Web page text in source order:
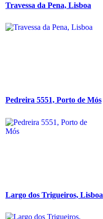
Travessa da Pena, Lisboa
Pedreira 5551, Porto de Mós
Largo dos Trigueiros, Lisboa